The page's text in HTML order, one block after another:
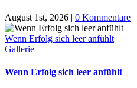
August 1st, 2026 | 0 Kommentare
Wenn Erfolg sich leer anfühlt
Gallerie
Wenn Erfolg sich leer anfühlt